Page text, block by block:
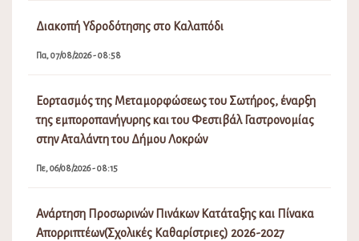
Διακοπή Υδροδότησης στο Καλαπόδι
Πα, 07/08/2026 - 08:58
Εορτασμός της Μεταμορφώσεως του Σωτήρος, έναρξη
της εμποροπανήγυρης και του Φεστιβάλ Γαστρονομίας
στην Αταλάντη του Δήμου Λοκρών
Πε, 06/08/2026 - 08:15
Ανάρτηση Προσωρινών Πινάκων Κατάταξης και Πίνακα
Απορριπτέων(Σχολικές Καθαρίστριες) 2026-2027